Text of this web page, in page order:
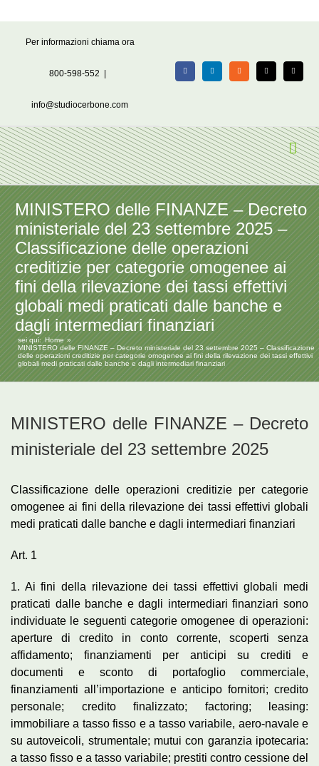
Per informazioni chiama ora
800-598-552
info@studiocerbone.com
FacebookLinkedIn Rss X Email
MINISTERO delle FINANZE – Decreto
ministeriale del 23 settembre 2025 –
Classificazione delle operazioni
creditizie per categorie omogenee ai
fini della rilevazione dei tassi effettivi
globali medi praticati dalle banche e
dagli intermediari finanziari
sei qui: Home
MINISTERO delle FINANZE – Decreto ministeriale del 23 settembre 2025 – Classificazione
delle operazioni creditizie per categorie omogenee ai fini della rilevazione dei tassi effettivi
globali medi praticati dalle banche e dagli intermediari finanziari
MINISTERO delle FINANZE – Decreto
ministeriale del 23 settembre 2025
Classificazione delle operazioni creditizie per categorie
omogenee ai fini della rilevazione dei tassi effettivi globali
medi praticati dalle banche e dagli intermediari finanziari
Art. 1
1. Ai fini della rilevazione dei tassi effettivi globali medi
praticati dalle banche e dagli intermediari finanziari sono
individuate le seguenti categorie omogenee di operazioni:
aperture di credito in conto corrente, scoperti senza
affidamento; finanziamenti per anticipi su crediti e
documenti e sconto di portafoglio commerciale,
finanziamenti all’importazione e anticipo fornitori; credito
personale; credito finalizzato; factoring; leasing:
immobiliare a tasso fisso e a tasso variabile, aero-navale e
su autoveicoli, strumentale; mutui con garanzia ipotecaria:
a tasso fisso e a tasso variabile; prestiti contro cessione del